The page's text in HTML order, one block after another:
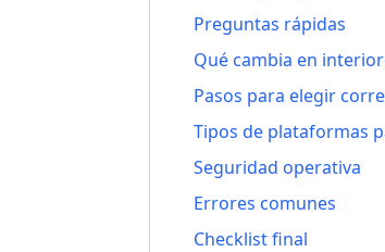
Preguntas rápidas
Qué cambia en
Pasos para elegir
Tipos de plataformas
Seguridad operativa
Errores comunes
Checklist final